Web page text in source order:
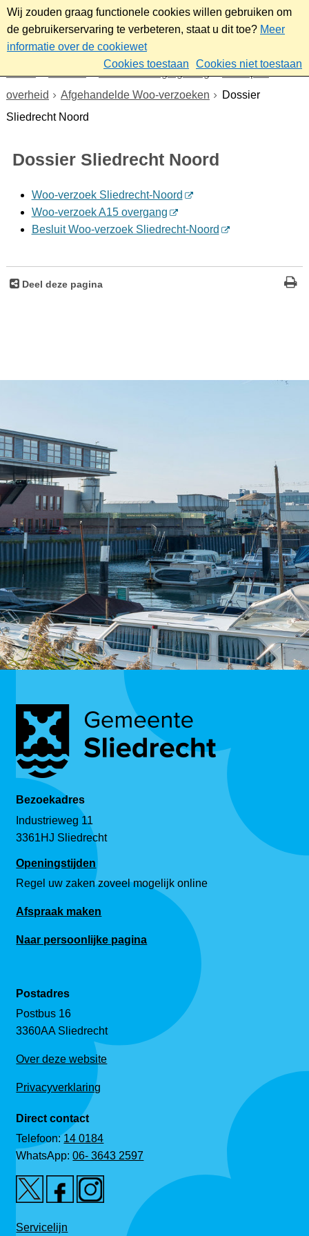
Wij zouden graag functionele cookies willen gebruiken om
de gebruikerservaring te verbeteren, staat u dit toe? Meer
informatie over de cookiewet
Cookies toestaan
Cookies niet toestaan
Beleid- en regelgeving
Wet open
overheid
Afgehandelde Woo-verzoeken
Dossier
Sliedrecht Noord
Dossier Sliedrecht Noord
Woo-verzoek Sliedrecht-Noord
Woo-verzoek A15 overgang
Besluit Woo-verzoek Sliedrecht-Noord
Deel deze pagina
Bezoekadres
Industrieweg 11
3361HJ Sliedrecht
Openingstijden
Regel uw zaken zoveel mogelijk online
Afspraak maken
Naar persoonlijke pagina
Postadres
Postbus 16
3360AA Sliedrecht
Over deze website
Privacyverklaring
Direct contact
Telefoon:14 0184
WhatsApp:06- 3643 2597
Servicelijn